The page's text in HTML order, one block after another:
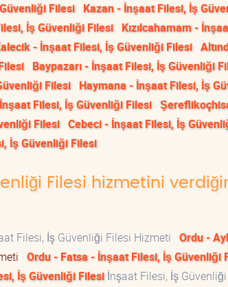
Filesi Kazan - İnşaat Filesi, İş
İş Güvenliği Filesi Kızılcahamam -
- İnşaat Filesi, İş Güvenliği Filesi
Baypazarı - İnşaat Filesi, İş Güvenliği
Filesi Haymana - İnşaat Filesi, İş
Filesi, İş Güvenliği Filesi
Filesi Cebeci - İnşaat Filesi, İş
İş Güvenliği Filesi
Filesi hizmetini
Filesi, İş Güvenliği Filesi Hizmeti Ordu -
Ordu - Fatsa - İnşaat Filesi, İş Güvenliği
İş Güvenliği Filesiİnşaat Filesi, İş